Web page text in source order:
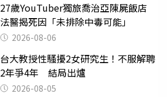
27歲YouTuber獨旅喬治亞陳屍飯店
法醫揭死因「未排除中毒可能」
2026-08-06
台大教授性騷擾2女研究生！不服解聘
2年爭4年 結局出爐
2026-08-05